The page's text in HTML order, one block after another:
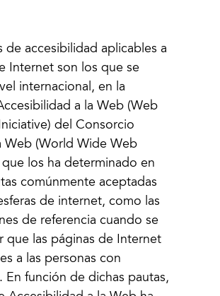
de accesibilidad aplicables a
Internet son los que se
internacional, en la
a la Web (Web
del Consorcio
Web (World Wide Web
los ha determinado en
comúnmente aceptadas
de internet, como las
de referencia cuando se
que las páginas de Internet
a las personas con
En función de dichas pautas,